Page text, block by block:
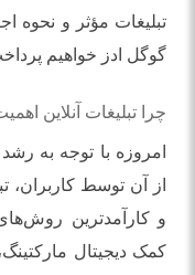
تبلیغات مؤثر و نحوه
گوگل ادز خواهیم
چرا تبلیغات آنلاین
امروزه با توجه به
از آن توسط کاربران،
و کارآمدترین
کمک دیجیتال